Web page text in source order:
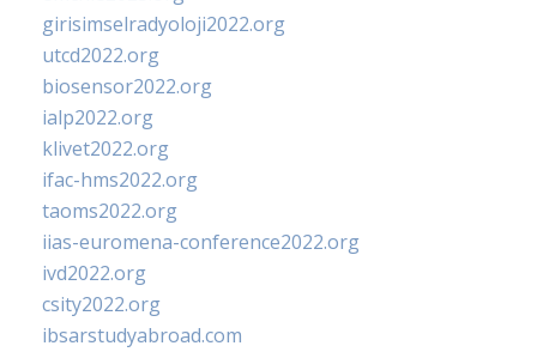
girisimselradyoloji2022.org
utcd2022.org
biosensor2022.org
ialp2022.org
klivet2022.org
ifac-hms2022.org
taoms2022.org
iias-euromena-conference2022.org
ivd2022.org
csity2022.org
ibsarstudyabroad.com